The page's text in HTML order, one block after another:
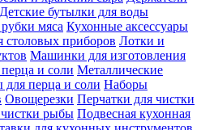
Детские бутылки для воды
мяса Кухонные аксессуары
столовых приборов Лотки и
Машинки для изготовления
и соли Металлические
перца и соли Наборы
Овощерезки Перчатки для чистки
рыбы Подвесная кухонная